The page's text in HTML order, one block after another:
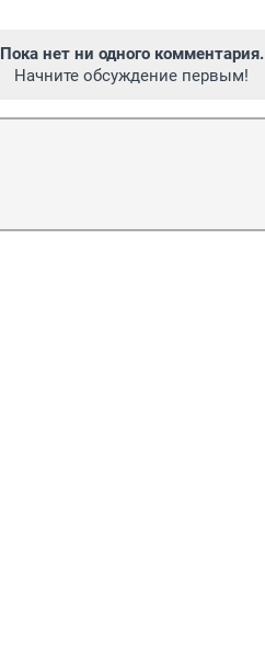
Пока нет ни одного комментария.
Начните обсуждение первым!